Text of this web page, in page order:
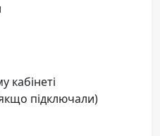
кабінеті
підключали)